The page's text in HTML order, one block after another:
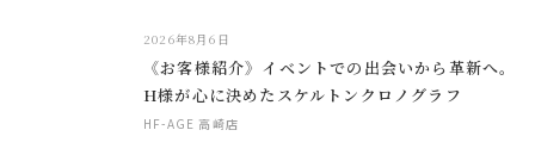
2026年8月6日
《お客様紹介》イベントでの出会いから革新へ。
H様が心に決めたスケルトンクロノグラフ
HF-AGE 高崎店